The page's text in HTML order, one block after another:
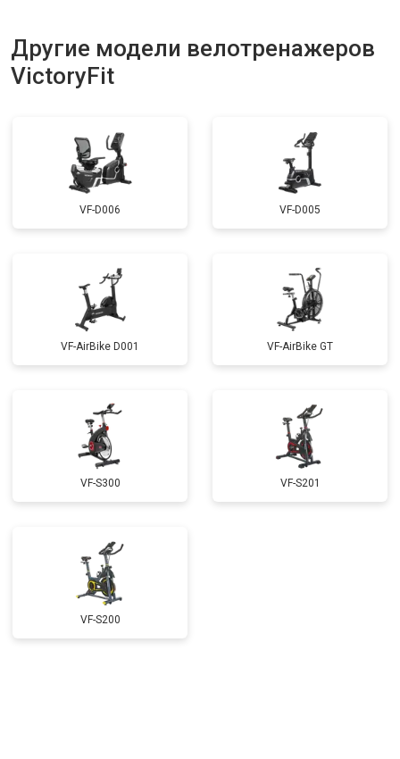
Другие модели велотренажеров
VictoryFit
VF-D006 VF-D005
VF-AirBike D001 VF-AirBike GT
VF-S300 VF-S201
VF-S200